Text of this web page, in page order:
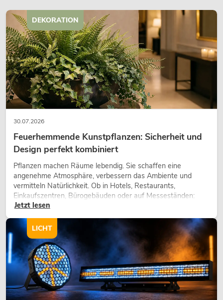
499,00€
PSSO DDA-2500 Endstufe
No. 10451685Artikel nicht mehr verfügbar
PSSO DDA-3500 Endstufe
30.07.2026
Feuerhemmende Kunstpflanzen: Sicherheit und
Design perfekt kombiniert
Pflanzen machen Räume lebendig. Sie schaffen eine
angenehme Atmosphäre, verbessern das Ambiente und
vermitteln Natürlichkeit. Ob in Hotels, Restaurants,
Einkaufszentren, Bürogebäuden oder auf Messeständen:
eine hochwertige Begrünung gehört heute längst zum
Jetzt lesen
DEKORATION
LICHT